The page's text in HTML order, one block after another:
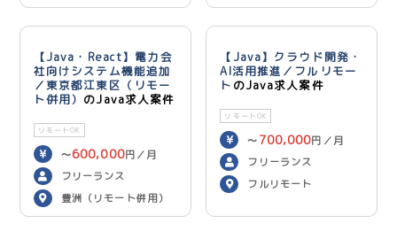
用）
【Java・React】電力会
社向けシステム機能追加
／東京都江東区（リモー
ト併用） のJava求人案件
リモートOK
〜600,000円／月
フリーランス
豊洲（リモート併用）
【Java】クラウド開発・
AI活用推進／フルリモー
ト のJava求人案件
リモートOK
〜 700,000円／月
フリーランス
フルリモート